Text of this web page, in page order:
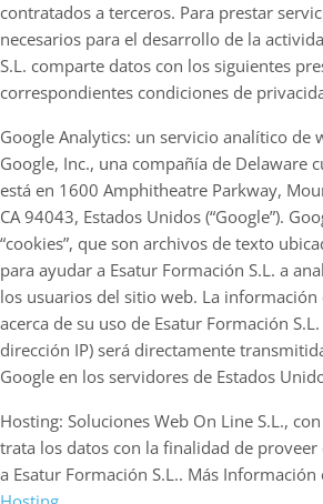
contratados a terceros. Para prestar
necesarios para el desarrollo de la
S.L. comparte datos con los siguientes
correspondientes condiciones de
Google Analytics: un servicio analítico de
Google, Inc., una compañía de Delaware
está en 1600 Amphitheatre Parkway,
CA 94043, Estados Unidos (“Google”).
“cookies”, que son archivos de texto
para ayudar a Esatur Formación S.L. a
los usuarios del sitio web. La información
acerca de su uso de Esatur Formación
dirección IP) será directamente
Google en los servidores de Estados
Hosting: Soluciones Web On Line S.L.,
trata los datos con la finalidad de
a Esatur Formación S.L.. Más Información